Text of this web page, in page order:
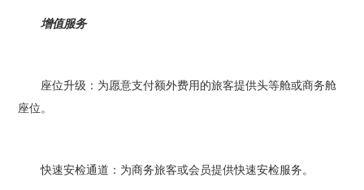
增值服务
座位升级：为愿意支付额外费用的旅客提供头等舱或商务舱
座位。
快速安检通道：为商务旅客或会员提供快速安检服务。